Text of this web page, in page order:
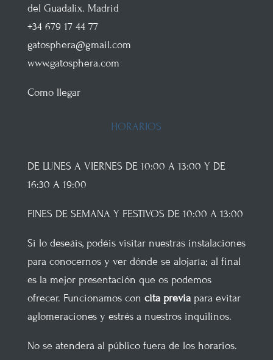
del Guadalix. Madrid
+34 679 17 44 77
gatosphera@gmail.com
www.gatosphera.com
Como llegar
HORARIOS
DE LUNES A VIERNES DE 10:00 A 13:00 Y DE
16:30 A 19:00
FINES DE SEMANA Y FESTIVOS DE 10:00 A 13:00
Si lo deseáis, podéis visitar nuestras instalaciones
para conocernos y ver dónde se alojaría; al final
es la mejor presentación que os podemos
ofrecer. Funcionamos con cita previapara evitar
aglomeraciones y estrés a nuestros inquilinos.
No se atenderá al público fuera de los horarios.